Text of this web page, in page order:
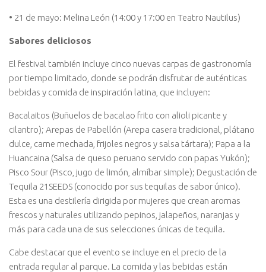
• 21 de mayo: Melina León (14:00 y 17:00 en Teatro Nautilus)
Sabores deliciosos
El festival también incluye cinco nuevas carpas de gastronomía
por tiempo limitado, donde se podrán disfrutar de auténticas
bebidas y comida de inspiración latina, que incluyen:
Bacalaitos (Buñuelos de bacalao frito con alioli picante y
cilantro); Arepas de Pabellón (Arepa casera tradicional, plátano
dulce, carne mechada, frijoles negros y salsa tártara); Papa a la
Huancaina (Salsa de queso peruano servido con papas Yukón);
Pisco Sour (Pisco, jugo de limón, almíbar simple); Degustación de
Tequila 21SEEDS (conocido por sus tequilas de sabor único).
Esta es una destilería dirigida por mujeres que crean aromas
frescos y naturales utilizando pepinos, jalapeños, naranjas y
más para cada una de sus selecciones únicas de tequila.
Cabe destacar que el evento se incluye en el precio de la
entrada regular al parque. La comida y las bebidas están